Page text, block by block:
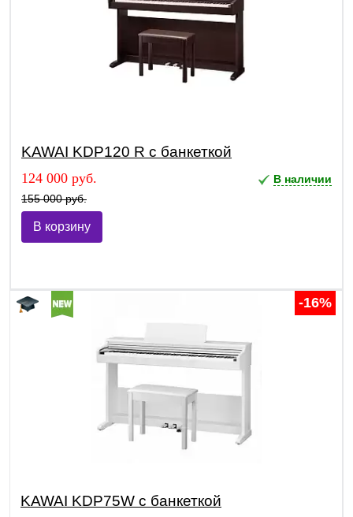
KAWAI KDP120 R с банкеткой
124 000 руб.
155 000 руб.
В наличии
В корзину
-16%
KAWAI KDP75W с банкеткой